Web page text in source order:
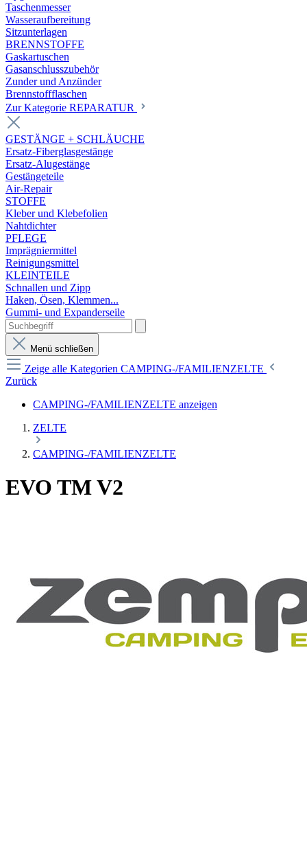
Taschenmesser
Wasseraufbereitung
Sitzunterlagen
BRENNSTOFFE
Gaskartuschen
Gasanschlusszubehör
Zunder und Anzünder
Brennstoffflaschen
Zur Kategorie REPARATUR
GESTÄNGE + SCHLÄUCHE
Ersatz-Fiberglasgestänge
Ersatz-Alugestänge
Gestängeteile
Air-Repair
STOFFE
Kleber und Klebefolien
Nahtdichter
PFLEGE
Imprägniermittel
Reinigungsmittel
KLEINTEILE
Schnallen und Zipp
Haken, Ösen, Klemmen...
Gummi- und Expanderseile
Menü schließen
Zeige alle Kategorien CAMPING-/FAMILIENZELTE
Zurück
CAMPING-/FAMILIENZELTE anzeigen
ZELTE
CAMPING-/FAMILIENZELTE
EVO TM V2